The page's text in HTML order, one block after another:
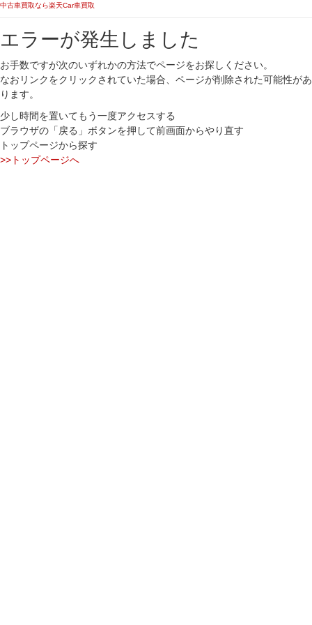
中古車買取なら楽天Car車買取
エラーが発生しました
お手数ですが次のいずれかの方法でページをお探しください。
なおリンクをクリックされていた場合、ページが削除された可能性があ
ります。
少し時間を置いてもう一度アクセスする
ブラウザの「戻る」ボタンを押して前画面からやり直す
トップページから探す
>>トップページへ